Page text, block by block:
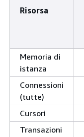
Risorsa
Memoria di
istanza
Connessioni
(tutte)
Cursori
Transazioni